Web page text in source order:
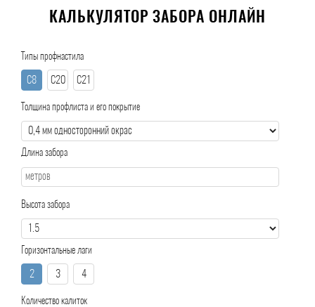
КАЛЬКУЛЯТОР ЗАБОРА ОНЛАЙН
Типы профнастила
С8 С20 С21
Толщина профлиста и его покрытие
Длина забора
Высота забора
Горизонтальные лаги
2 3 4
Количество калиток